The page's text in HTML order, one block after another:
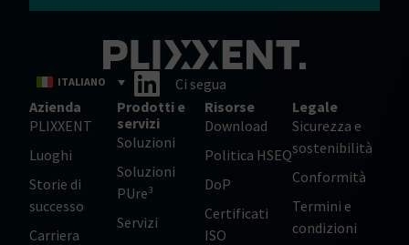
ITALIANO
Ci segua
Azienda
PLIXXENT
Luoghi
Storie di
successo
Carriera
Prodotti e
servizi
Soluzioni
Soluzioni
PUre³
Servizi
Risorse
Download
Politica HSEQ
DoP
Certificati
ISO
Legale
Sicurezza e
sostenibilità
Conformità
Termini e
condizioni